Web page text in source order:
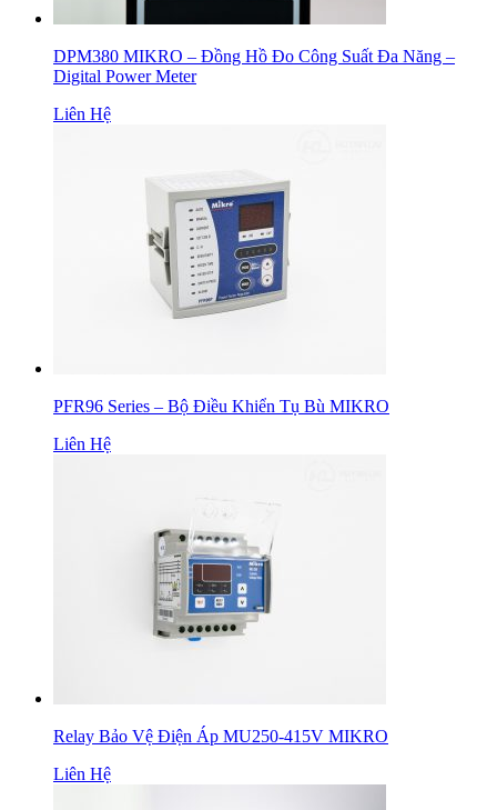
DPM380 MIKRO – Đồng Hồ Đo Công Suất Đa Năng –
Digital Power Meter
Liên Hệ
PFR96 Series – Bộ Điều Khiển Tụ Bù MIKRO
Liên Hệ
Relay Bảo Vệ Điện Áp MU250-415V MIKRO
Liên Hệ